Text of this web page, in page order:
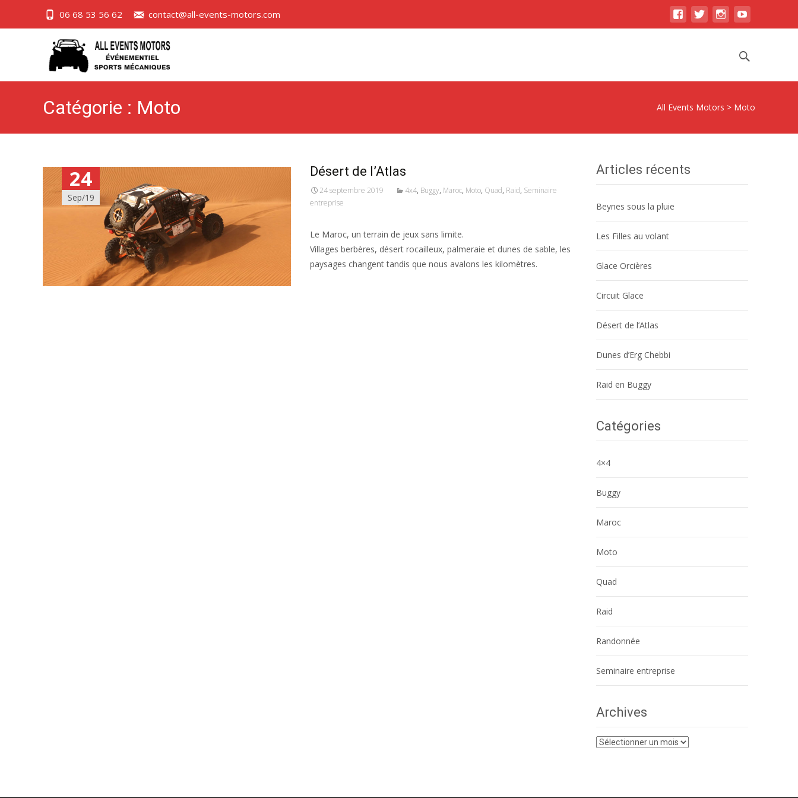
06 68 53 56 62 contact@all-events-motors.com
to
content
Search
Catégorie : Moto All Events Motors > Moto
24
Sep/19
Désert de l’Atlas
24 septembre 2019 4x4, Buggy, Maroc, Moto, Quad, Raid, Seminaire
entreprise
Le Maroc, un terrain de jeux sans limite.
Villages berbères, désert rocailleux, palmeraie et dunes de sable, les
paysages changent tandis que nous avalons les kilomètres.
Articles récents
Beynes sous la pluie
Les Filles au volant
Glace Orcières
Circuit Glace
Désert de l’Atlas
Dunes d’Erg Chebbi
Raid en Buggy
Catégories
4×4
Buggy
Maroc
Moto
Quad
Raid
Randonnée
Seminaire entreprise
Archives
Archives